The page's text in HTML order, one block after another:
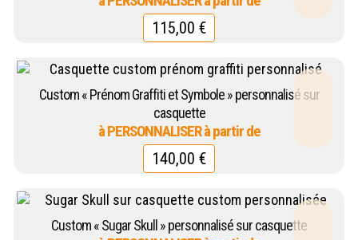
115,00 €
Custom « Prénom Graffiti et Symbole » personnalisé sur
casquette
140,00 €
Custom « Sugar Skull » personnalisé sur casquette